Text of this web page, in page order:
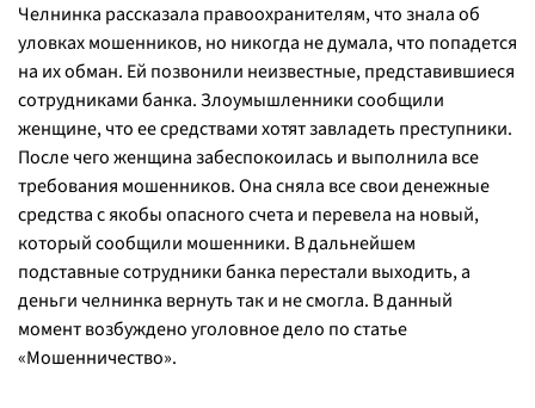
Челнинка рассказала правоохранителям, что знала об
уловках мошенников, но никогда не думала, что попадется
на их обман. Ей позвонили неизвестные, представившиеся
сотрудниками банка. Злоумышленники сообщили
женщине, что ее средствами хотят завладеть преступники.
После чего женщина забеспокоилась и выполнила все
требования мошенников. Она сняла все свои денежные
средства с якобы опасного счета и перевела на новый,
который сообщили мошенники. В дальнейшем
подставные сотрудники банка перестали выходить, а
деньги челнинка вернуть так и не смогла. В данный
момент возбуждено уголовное дело по статье
«Мошенничество».